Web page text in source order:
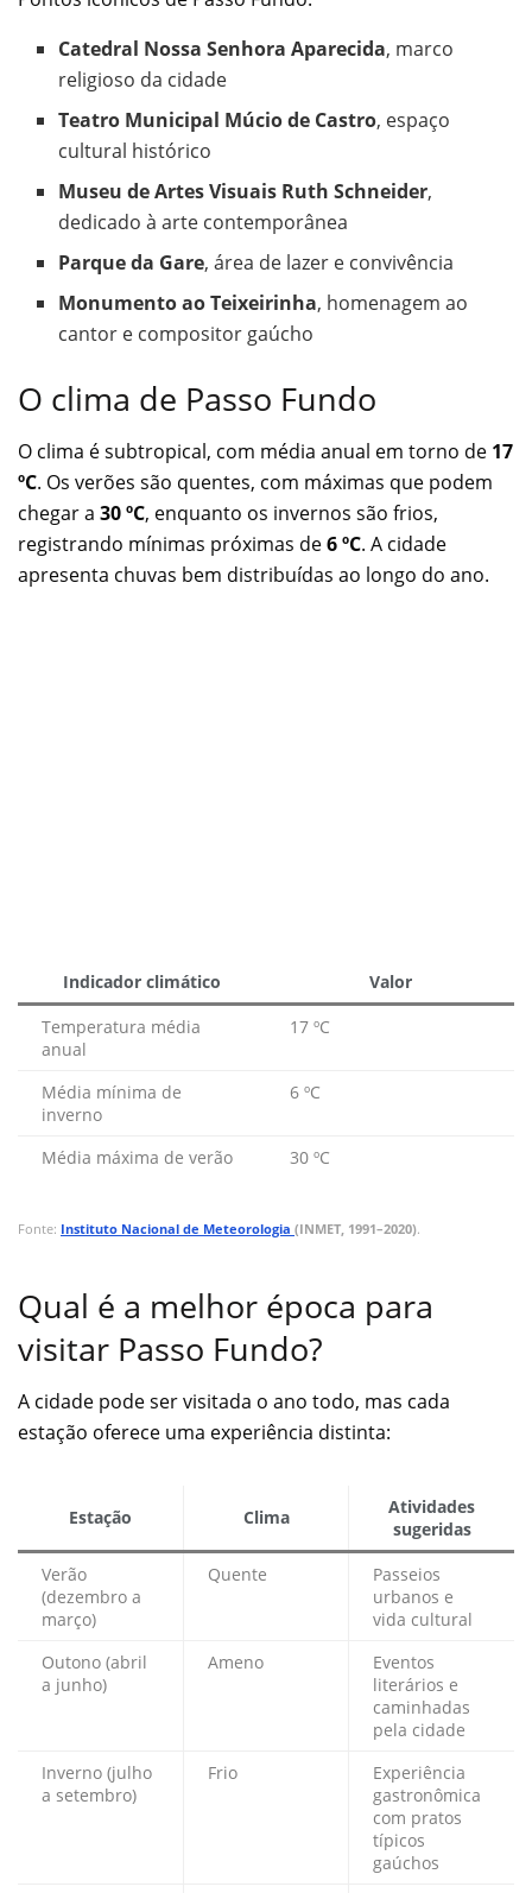
Catedral Nossa Senhora Aparecida, marco
religioso da cidade
Teatro Municipal Múcio de Castro, espaço
cultural histórico
Museu de Artes Visuais Ruth Schneider,
dedicado à arte contemporânea
Parque da Gare, área de lazer e convivência
Monumento ao Teixeirinha, homenagem ao
cantor e compositor gaúcho
O clima de Passo Fundo
O clima é subtropical, com média anual em torno de 17
ºC. Os verões são quentes, com máximas que podem
chegar a 30 ºC, enquanto os invernos são frios,
registrando mínimas próximas de6 ºC. A cidade
apresenta chuvas bem distribuídas ao longo do ano.
Indicador climático
Valor
Temperatura média
anual
17 ºC
Média mínima de
inverno
6 ºC
Média máxima de verão 30 ºC
Fonte: Instituto Nacional de Meteorologia (INMET, 1991–2020).
Qual é a melhor época para
visitar Passo Fundo?
A cidade pode ser visitada o ano todo, mas cada
estação oferece uma experiência distinta:
Estação Clima
Atividades
sugeridas
Verão
(dezembro a
março)
Quente
Passeios
urbanos e
vida cultural
Outono (abril
a junho)
Ameno
Eventos
literários e
caminhadas
pela cidade
Inverno (julho
a setembro)
Frio
Experiência
gastronômica
com pratos
típicos
gaúchos